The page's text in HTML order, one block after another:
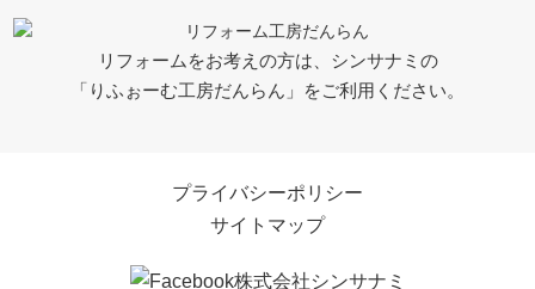
リフォームをお考えの方は、シンサナミの
「りふぉーむ工房だんらん」をご利用ください。
プライバシーポリシー
サイトマップ